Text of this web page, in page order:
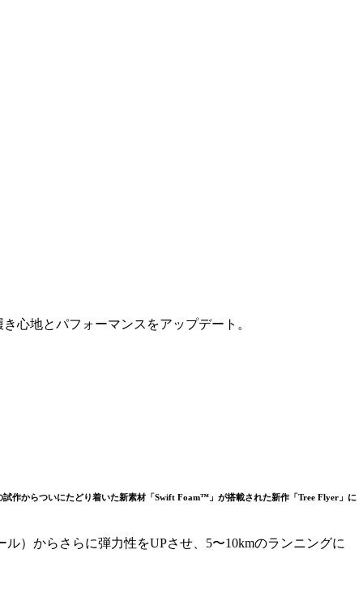
心地とパフォーマンスをアップデート。
作からついにたどり着いた新素材「Swift Foam™」が搭載された新作「Tree Flyer」に
）からさらに弾力性をUPさせ、5〜10kmのランニングに